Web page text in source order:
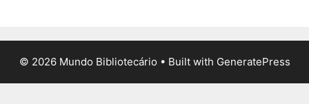
© 2026 Mundo Bibliotecário • Built with GeneratePress